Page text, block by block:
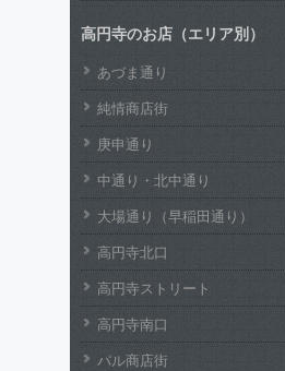
高円寺のお店（エリア別）
あづま通り
純情商店街
庚申通り
中通り・北中通り
大場通り（早稲田通り）
高円寺北口
高円寺ストリート
高円寺南口
パル商店街